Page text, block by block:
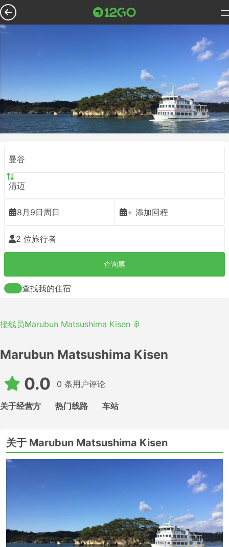
曼谷
清迈
8月9日周日 + 添加回程
2 位旅行者
查询票
查找我的住宿
接线员Marubun Matsushima Kisen 🚢
Marubun Matsushima Kisen
0.0 0 条用户评论
关于经营方 热门线路 车站
关于 Marubun Matsushima Kisen